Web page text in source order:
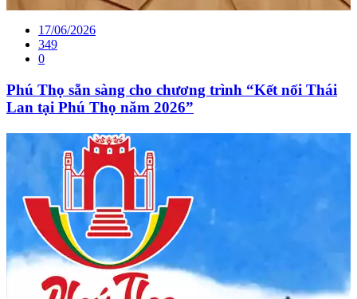
17/06/2026
349
0
Phú Thọ sẵn sàng cho chương trình “Kết nối Thái
Lan tại Phú Thọ năm 2026”